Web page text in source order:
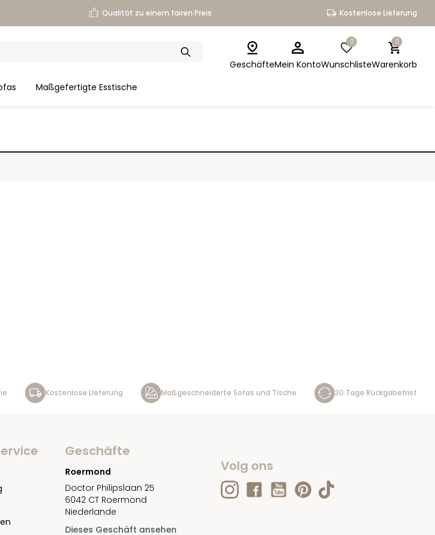
Qualität zu einem fairen Preis Kostenlose Lieferung
Maßgefertigte Esstische
GeschäfteMein Konto
0
Wunschliste
0
Warenkorb
Kostenlose Lieferung Maßgeschneiderte Sofas und Tische 30 Tage Rückgabefrist
Geschäfte
Roermond
Doctor Philipslaan 25
6042 CT Roermond
Niederlande
Dieses Geschäft ansehen
Volg ons